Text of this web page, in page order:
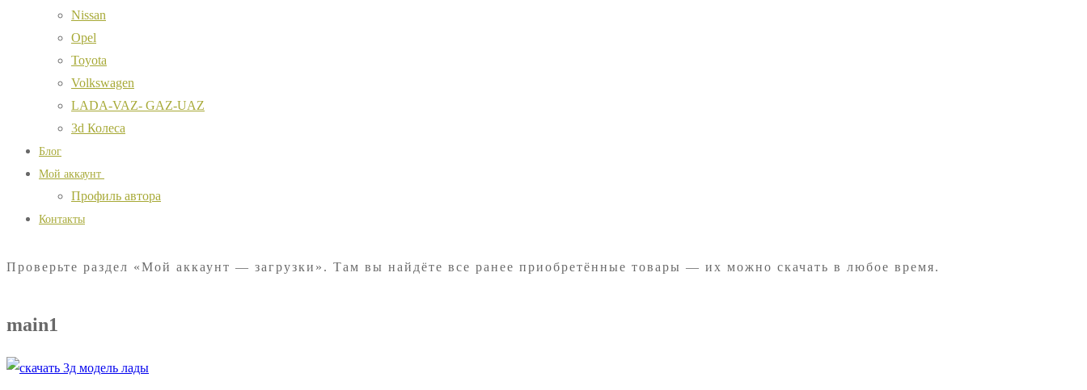
Nissan
Opel
Toyota
Volkswagen
LADA-VAZ- GAZ-UAZ
3d Колеса
Блог
Мой аккаунт
Профиль автора
Контакты
Проверьте раздел «Мой аккаунт — загрузки». Там вы найдёте все ранее приобретённые товары — их можно скачать в любое время.
main1